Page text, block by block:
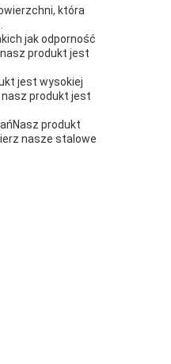
która
jak odporność
produkt jest
jest wysokiej
nasz produkt jest
produkt
nasze stalowe